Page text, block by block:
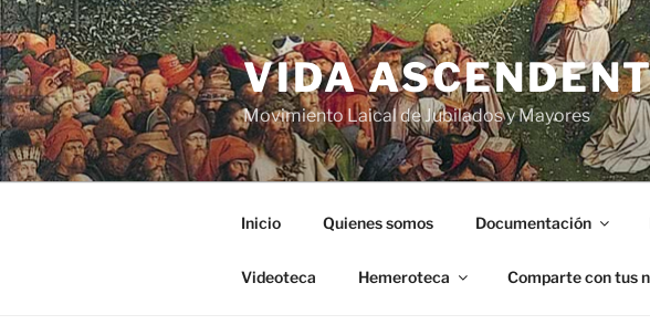
VIDA
Movimiento Laical de Jubilados y Mayores
Inicio Quienes somos Documentación
Videoteca Hemeroteca Comparte con tus